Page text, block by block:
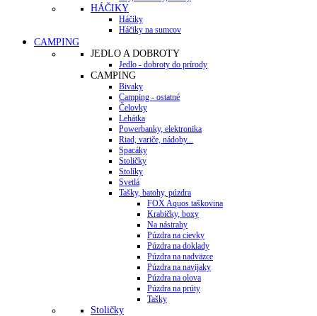
HÁČIKY
Háčiky
Háčiky na sumcov
CAMPING
JEDLO A DOBROTY
Jedlo - dobroty do prírody
CAMPING
Bivaky
Camping - ostatné
Čelovky
Lehátka
Powerbanky, elektronika
Riad, variče, nádoby...
Spacáky
Stoličky
Stolíky
Svetlá
Tašky, batohy, púzdra
FOX Aquos taškovina
Krabičky, boxy
Na nástrahy
Púzdra na cievky
Púzdra na doklady
Púzdra na nadväzce
Púzdra na navijaky
Púzdra na olova
Púzdra na prúty
Tašky
Stoličky